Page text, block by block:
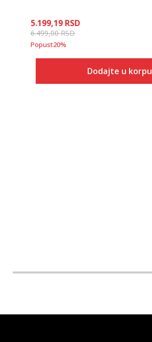
5.199,19 RSD
6.499,00RSD
Popust20%
Dodajte u korpu